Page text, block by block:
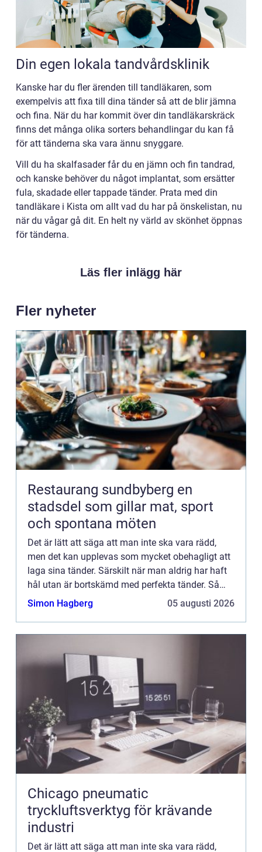
Din egen lokala tandvårdsklinik
Kanske har du fler ärenden till tandläkaren, som
exempelvis att fixa till dina tänder så att de blir jämna
och fina. När du har kommit över din tandläkarskräck
finns det många olika sorters behandlingar du kan få
för att tänderna ska vara ännu snyggare.
Vill du ha skalfasader får du en jämn och fin tandrad,
och kanske behöver du något implantat, som ersätter
fula, skadade eller tappade tänder. Prata med din
tandläkare i Kista om allt vad du har på önskelistan, nu
när du vågar gå dit. En helt ny värld av skönhet öppnas
för tänderna.
Läs fler inlägg här
Fler nyheter
Restaurang sundbyberg en
stadsdel som gillar mat, sport
och spontana möten
Det är lätt att säga att man inte ska vara rädd,
men det kan upplevas som mycket obehagligt att
laga sina tänder. Särskilt när man aldrig har haft
hål utan är bortskämd med perfekta tänder. Så
plötsligt syns det något på röntgenbilderna som
Simon Hagberg 05 augusti 2026
Chicago pneumatic
tryckluftsverktyg för krävande
industri
Det är lätt att säga att man inte ska vara rädd,